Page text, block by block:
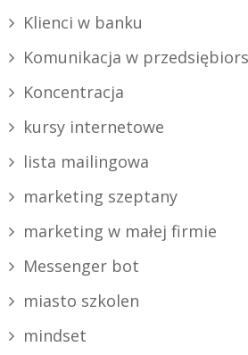
Klienci w banku
Komunikacja w
Koncentracja
kursy internetowe
lista mailingowa
marketing szeptany
marketing w małej firmie
Messenger bot
miasto szkolen
mindset